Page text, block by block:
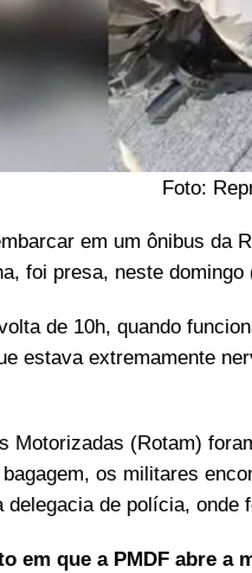
Foto:
em um ônibus da
foi presa, neste
de 10h, quando
estava extremamente
Motorizadas (Rotam)
os militares
delegacia de polícia, onde
em que a PMDF abre a